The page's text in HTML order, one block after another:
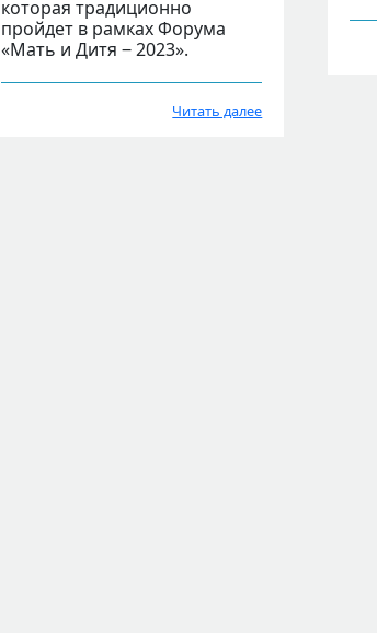
которая традиционно
пройдет в рамках Форума
«Мать и Дитя ‒ 2023».
Читать далее